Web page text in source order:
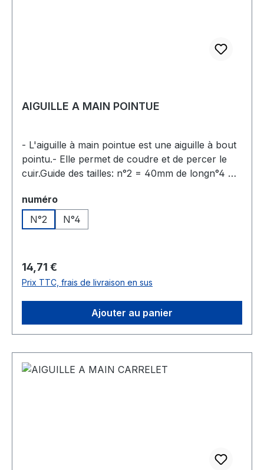
AIGUILLE A MAIN POINTUE
- L'aiguille à main pointue est une aiguille à bout
pointu.- Elle permet de coudre et de percer le
cuir.Guide des tailles: n°2 = 40mm de longn°4 =
Sélectionnez
numéro
N°2
N°4
Prix régulier :
14,71 €
Prix TTC, frais de livraison en sus
Ajouter au panier